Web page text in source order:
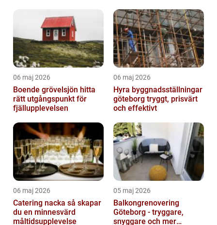
06 maj 2026
Boende grövelsjön hitta
rätt utgångspunkt för
fjällupplevelsen
06 maj 2026
Hyra byggnadsställningar
göteborg tryggt, prisvärt
och effektivt
06 maj 2026
Catering nacka så skapar
du en minnesvärd
måltidsupplevelse
05 maj 2026
Balkongrenovering
Göteborg - tryggare,
snyggare och mer